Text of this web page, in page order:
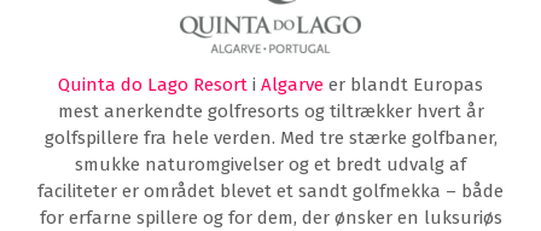
Quinta do Lago Resort i Algarve er blandt Europas
mest anerkendte golfresorts og tiltrækker hvert år
golfspillere fra hele verden. Med tre stærke golfbaner,
smukke naturomgivelser og et bredt udvalg af
faciliteter er området blevet et sandt golfmekka – både
for erfarne spillere og for dem, der ønsker en luksuriøs